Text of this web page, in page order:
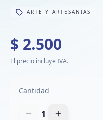
ARTE Y ARTESANIAS
$ 2.500
El precio incluye IVA.
Cantidad
1